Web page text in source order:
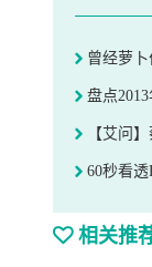
曾经萝
盘点
【艾问
60秒看
相关推